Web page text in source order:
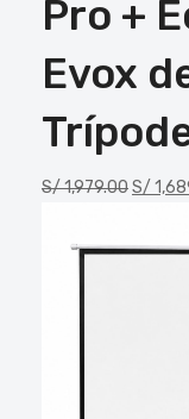
Pro +
Evox
S/1,979.00S/